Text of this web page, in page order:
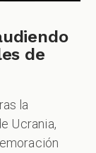
de
la
Ucrania,